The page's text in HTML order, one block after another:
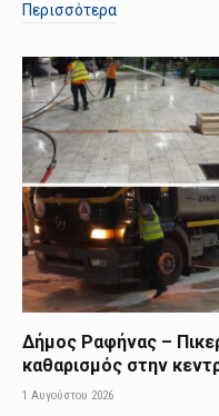
Περισσότερα
Δήμος Ραφήνας –
καθαρισμός στην
1 Αυγούστου 2026